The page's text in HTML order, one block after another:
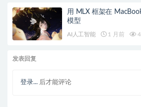
用 MLX 框架在
模型
AI人工智能 1 月前
发表回复
登录... 后才能评论